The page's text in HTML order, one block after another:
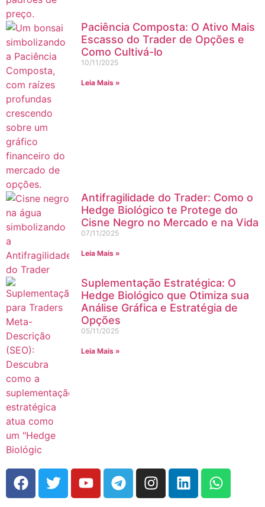
Paciência Composta: O Ativo Mais
Escasso do Trader de Opções e
Como Cultivá-lo
10/11/2025
Leia Mais »
Antifragilidade do Trader: Como o
Hedge Biológico te Protege do
Cisne Negro no Mercado e na Vida
07/11/2025
Leia Mais »
Suplementação Estratégica: O
Hedge Biológico que Otimiza sua
Análise Gráfica e Estratégia de
Opções
05/11/2025
Leia Mais »